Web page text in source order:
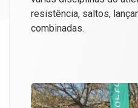
resistência, saltos,
combinadas.